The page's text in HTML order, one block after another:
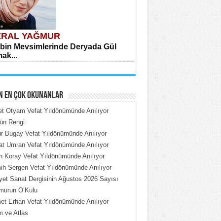
YAĞMUR
Mevsimlerinde Deryada Gül
ÇOBAN
Put Dışardaki Maskeler...
EN ÇOK OKUNANLAR
Otyam Vefat Yıldönümünde Anılıyor
Rengi
Bugay Vefat Yıldönümünde Anılıyor
Umran Vefat Yıldönümünde Anılıyor
Koray Vefat Yıldönümünde Anılıyor
Sergen Vefat Yıldönümünde Anılıyor
Sanat Dergisinin Ağustos 2026 Sayısı
O’Kulu
Erhan Vefat Yıldönümünde Anılıyor
ve Atlas